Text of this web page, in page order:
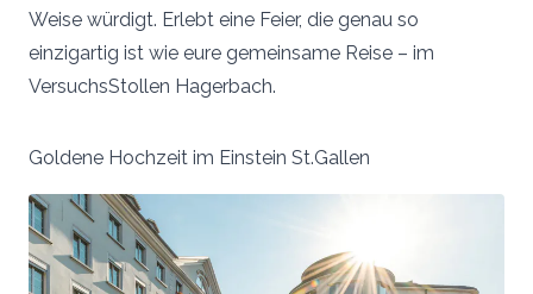
Weise würdigt. Erlebt eine Feier, die genau so
einzigartig ist wie eure gemeinsame Reise – im
VersuchsStollen Hagerbach.
Goldene Hochzeit im Einstein St.Gallen